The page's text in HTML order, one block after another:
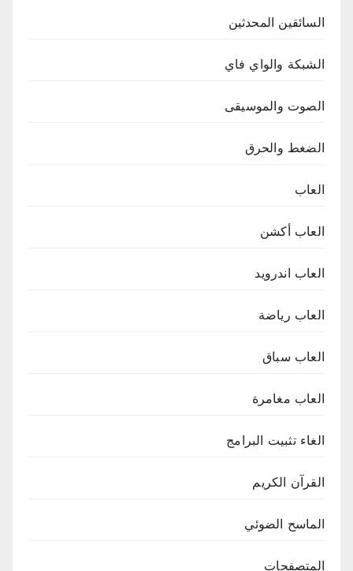
السائقين المحدثين
الشبكة والواي فاي
الصوت والموسيقى
الضغط والحرق
العاب
العاب أكشن
العاب اندرويد
العاب رياضة
العاب سباق
العاب مغامرة
الغاء تثبيت البرامج
القرآن الكريم
الماسح الضوئي
المتصفحات